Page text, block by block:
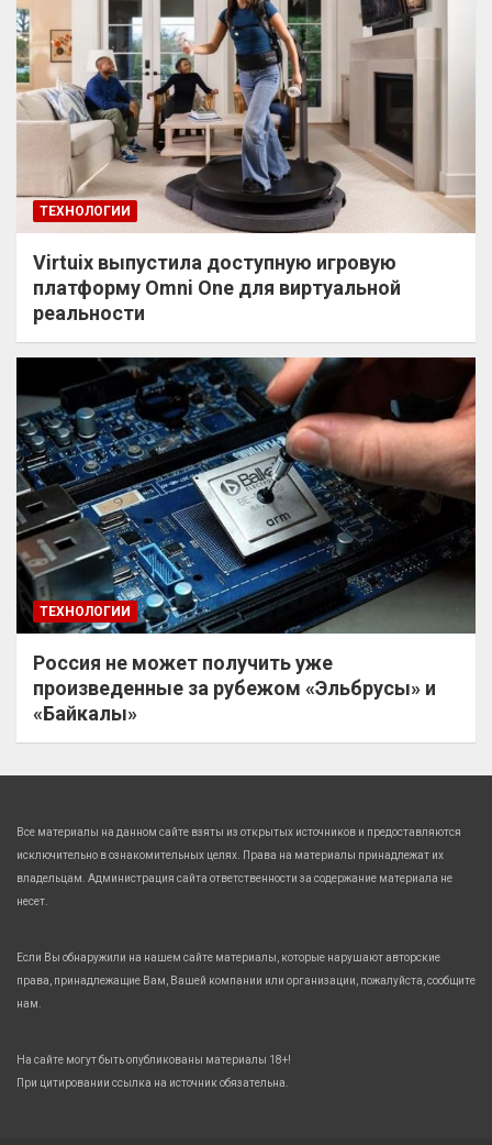
ТЕХНОЛОГИИ
Virtuix выпустила доступную игровую
платформу Omni One для виртуальной
реальности
ТЕХНОЛОГИИ
Россия не может получить уже
произведенные за рубежом «Эльбрусы» и
«Байкалы»
Все материалы на данном сайте взяты из открытых источников и предоставляются
исключительно в ознакомительных целях. Права на материалы принадлежат их
владельцам. Администрация сайта ответственности за содержание материала не
несет.
Если Вы обнаружили на нашем сайте материалы, которые нарушают авторские
права, принадлежащие Вам, Вашей компании или организации, пожалуйста, сообщите
нам.
На сайте могут быть опубликованы материалы 18+!
При цитировании ссылка на источник обязательна.